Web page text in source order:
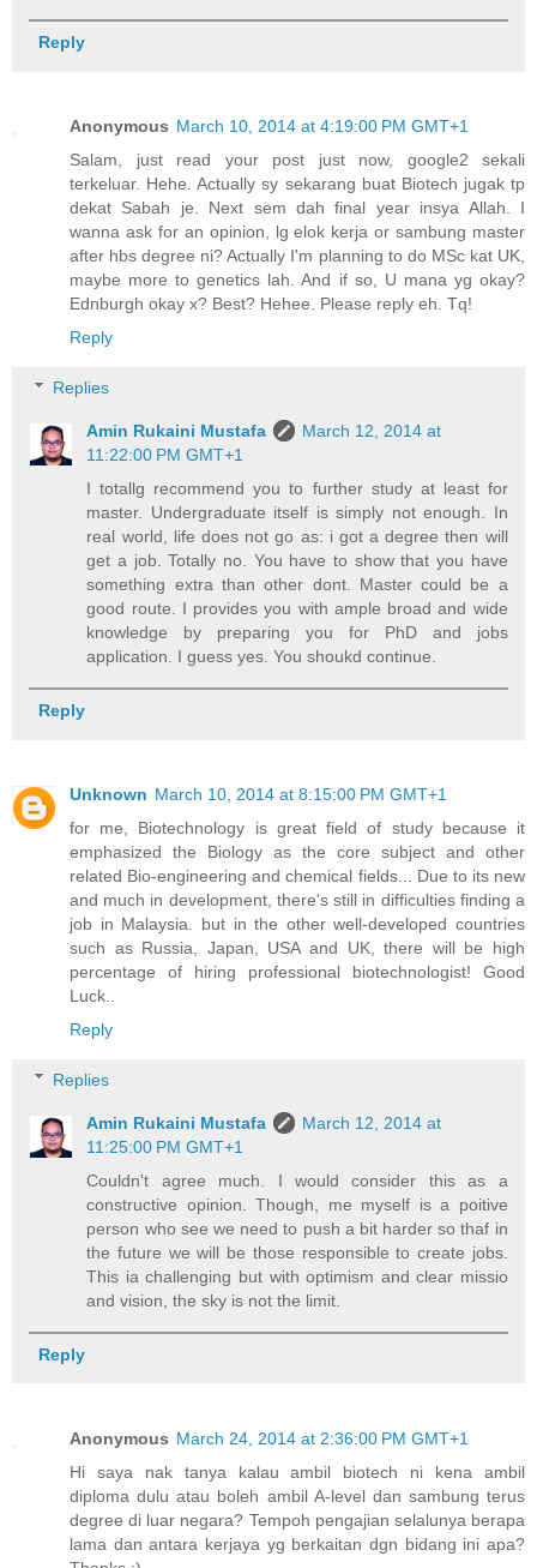
Reply
Anonymous March 10, 2014 at 4:19:00 PM GMT+1
Salam, just read your post just now, google2 sekali
terkeluar. Hehe. Actually sy sekarang buat Biotech jugak tp
dekat Sabah je. Next sem dah final year insya Allah. I
wanna ask for an opinion, lg elok kerja or sambung master
after hbs degree ni? Actually I'm planning to do MSc kat UK,
maybe more to genetics lah. And if so, U mana yg okay?
Ednburgh okay x? Best? Hehee. Please reply eh. Tq!
Reply
Replies
Amin Rukaini Mustafa
March 12, 2014 at
11:22:00 PM GMT+1
I totallg recommend you to further study at least for
master. Undergraduate itself is simply not enough. In
real world, life does not go as: i got a degree then will
get a job. Totally no. You have to show that you have
something extra than other dont. Master could be a
good route. I provides you with ample broad and wide
knowledge by preparing you for PhD and jobs
application. I guess yes. You shoukd continue.
Reply
Unknown March 10, 2014 at 8:15:00 PM GMT+1
for me, Biotechnology is great field of study because it
emphasized the Biology as the core subject and other
related Bio-engineering and chemical fields... Due to its new
and much in development, there's still in difficulties finding a
job in Malaysia. but in the other well-developed countries
such as Russia, Japan, USA and UK, there will be high
percentage of hiring professional biotechnologist! Good
Luck..
Reply
Replies
Amin Rukaini Mustafa
March 12, 2014 at
11:25:00 PM GMT+1
Couldn't agree much. I would consider this as a
constructive opinion. Though, me myself is a poitive
person who see we need to push a bit harder so thaf in
the future we will be those responsible to create jobs.
This ia challenging but with optimism and clear missio
and vision, the sky is not the limit.
Reply
Anonymous March 24, 2014 at 2:36:00 PM GMT+1
Hi saya nak tanya kalau ambil biotech ni kena ambil
diploma dulu atau boleh ambil A-level dan sambung terus
degree di luar negara? Tempoh pengajian selalunya berapa
lama dan antara kerjaya yg berkaitan dgn bidang ini apa?